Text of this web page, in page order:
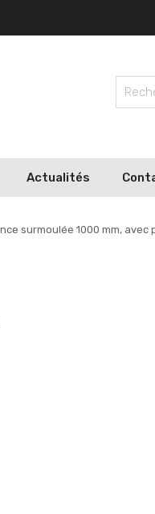
Actualités
surmoulée 1000 mm, avec